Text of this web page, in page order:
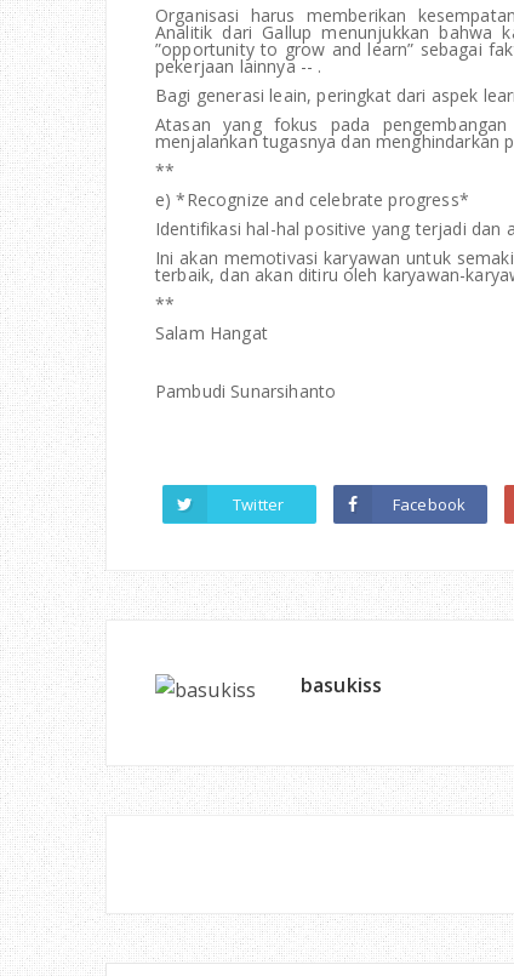
Organisasi harus memberikan
Analitik dari Gallup menunjukkan bahwa
”opportunity to grow and learn” sebagai
pekerjaan lainnya -- .
Bagi generasi leain, peringkat dari aspek
Atasan yang fokus pada
menjalankan tugasnya dan menghindarkan
**
e) *Recognize and celebrate progress*
Identifikasi hal-hal positive yang terjadi dan
Ini akan memotivasi karyawan untuk
terbaik, dan akan ditiru oleh karyawan-
**
Salam Hangat
Pambudi Sunarsihanto
Twitter Facebook
basukiss